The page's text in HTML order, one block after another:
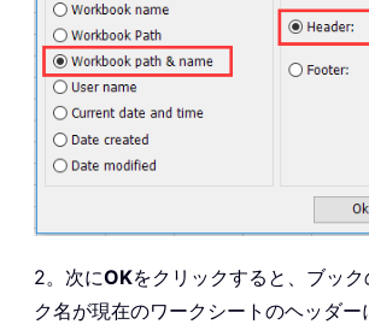
2。次にOKをクリックすると、ブッ
ク名が現在のワークシートのヘッダー